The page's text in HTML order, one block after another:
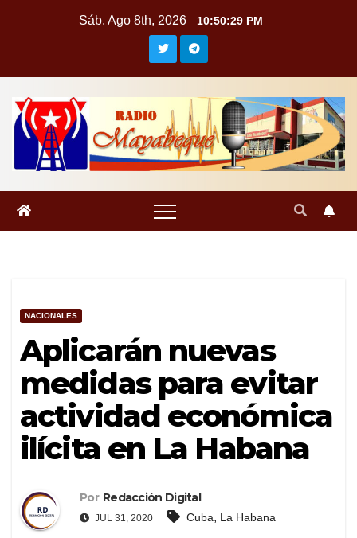
Sáb. Ago 8th, 2026 10:50:29 PM
NACIONALES
Aplicarán nuevas
medidas para evitar
actividad económica
ilícita en La Habana
Por Redacción Digital
JUL 31, 2020 Cuba, La Habana